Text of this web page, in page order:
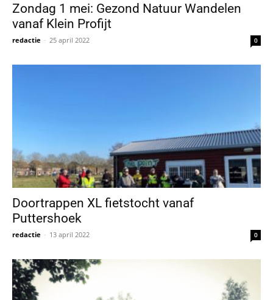
Zondag 1 mei: Gezond Natuur Wandelen
vanaf Klein Profijt
redactie - 25 april 2022 0
Doortrappen XL fietstocht vanaf
Puttershoek
redactie - 13 april 2022 0